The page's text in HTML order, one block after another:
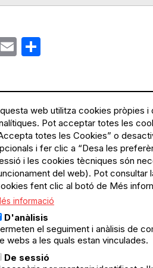
Email
Menú
Legal
Política de
Avís legal
Política de
organitzadors.
web utilitza cookies pròpies i
Pot acceptar totes les
totes les Cookies” o
i fer clic a “Desa les
i les cookies tècniques són
del web). Pot consultar
fent clic al botó de Més
informació
D'anàlisis
el seguiment i anàlisis de
webs a les quals estan vinculades.
De sessió